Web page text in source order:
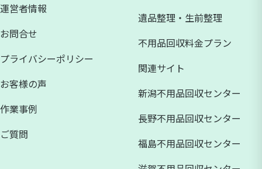
運営者情報
お問合せ
プライバシーポリシー
お客様の声
作業事例
ご質問
遺品整理・生前整理
不用品回収料金プラン
関連サイト
新潟不用品回収センター
長野不用品回収センター
福島不用品回収センター